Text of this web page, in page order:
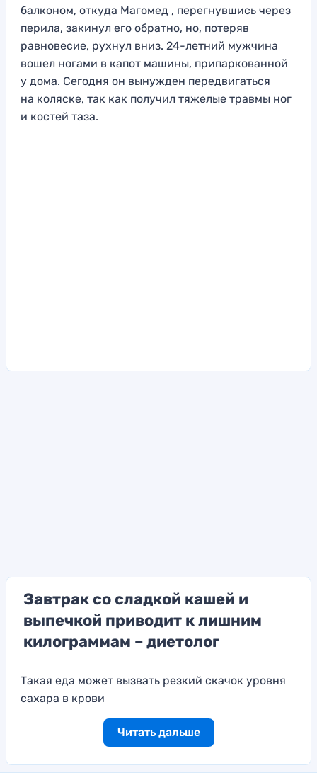
балконом, откуда Магомед , перегнувшись через
перила, закинул его обратно, но, потеряв
равновесие, рухнул вниз. 24-летний мужчина
вошел ногами в капот машины, припаркованной
у дома. Сегодня он вынужден передвигаться
на коляске, так как получил тяжелые травмы ног
и костей таза.
Завтрак со сладкой кашей и
выпечкой приводит к лишним
килограммам – диетолог
Такая еда может вызвать резкий скачок уровня
сахара в крови
Читать дальше